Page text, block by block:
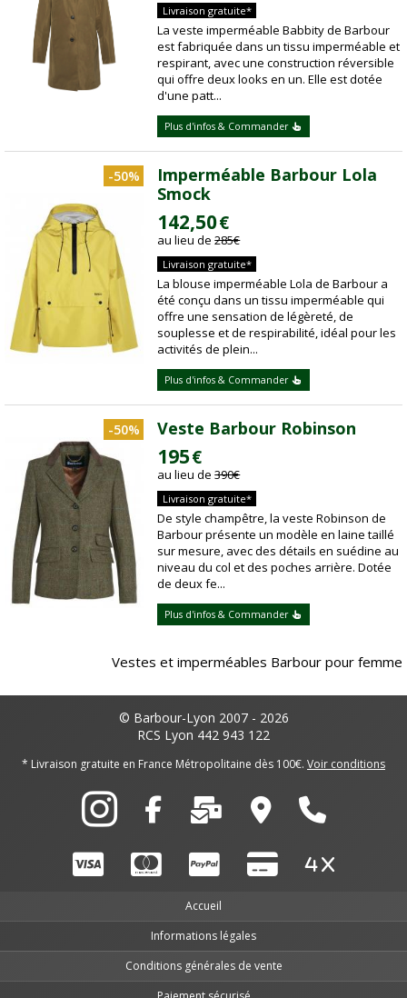
Livraison gratuite*
La veste imperméable Babbity de Barbour
est fabriquée dans un tissu imperméable et
respirant, avec une construction réversible
qui offre deux looks en un. Elle est dotée
d'une patt...
Plus d'infos & Commander
-50%
Imperméable Barbour Lola
Smock
142,50€
au lieu de285€
Livraison gratuite*
La blouse imperméable Lola de Barbour a
été conçu dans un tissu imperméable qui
offre une sensation de légèreté, de
souplesse et de respirabilité, idéal pour les
activités de plein...
Plus d'infos & Commander
-50% Veste Barbour Robinson
195€
au lieu de390€
Livraison gratuite*
De style champêtre, la veste Robinson de
Barbour présente un modèle en laine taillé
sur mesure, avec des détails en suédine au
niveau du col et des poches arrière. Dotée
de deux fe...
Plus d'infos & Commander
Vestes et imperméables Barbour pour femme
© Barbour-Lyon 2007 - 2026
RCS Lyon 442 943 122
* Livraison gratuite en France Métropolitaine dès 100€. Voir conditions
Accueil
Informations légales
Conditions générales de vente